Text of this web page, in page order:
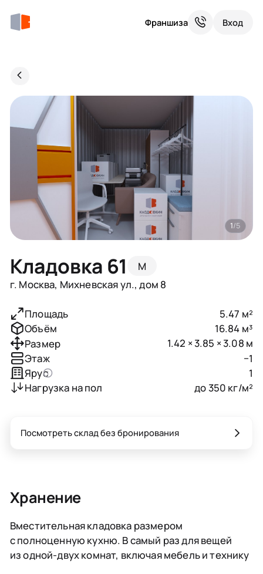
Франшиза Вход
Кладовка 61
M
г. Москва, Михневская ул., дом 8
1/5
Площадь
5.47 м²
Объём
16.84 м³
Размер
1.42 × 3.85 × 3.08 м
Этаж
−1
Ярус
1
Нагрузка на пол
до 350 кг/м²
Хранение
Вместительная кладовка размером
с полноценную кухню. В самый раз для вещей
из одной-двух комнат, включая мебель и технику
Посмотреть склад без бронирования